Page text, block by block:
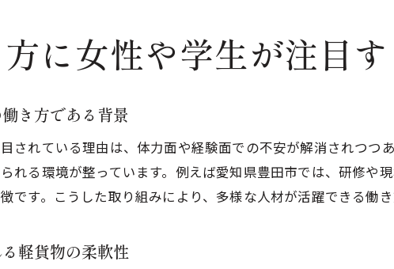
初心者女性学生が軽貨物の仕事を得るコツ
軽貨物の仕事探しで注意したいポイント
女性や学生も応募しやすい軽貨物の探し方
未経験でも安心な軽貨物求人の見極め方
安心して始める軽貨物ドライバーの第一歩
女性学生が安心して軽貨物を始めるための流れ
に女性や学生が注目
き方である背景
されている理由は、体力面や経験面での不安が解消されつつ
れる環境が整っています。例えば愛知県豊田市では、研修や
です。こうした取り組みにより、多様な人材が活躍できる働き
軽貨物の柔軟性